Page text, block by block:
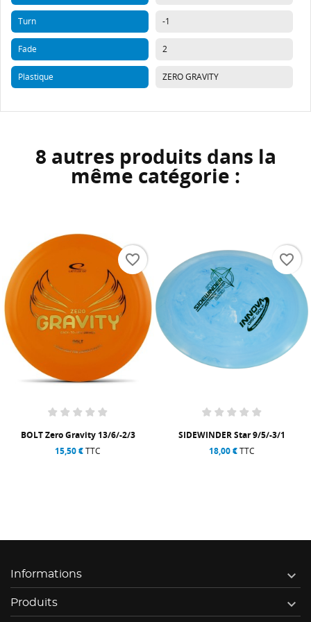
Turn -1
Fade 2
Plastique ZERO GRAVITY
8 autres produits dans la
même catégorie :
BOLT Zero Gravity 13/6/-2/3
15,50 €TTC
favorite_border
SIDEWINDER Star 9/5/-3/1
18,00 €TTC
favorite_border
Informations 
Produits 